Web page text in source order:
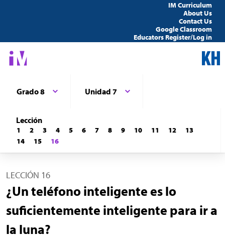
IM Curriculum
About Us
Contact Us
Google Classroom
Educators Register/Log in
Grado 8 Unidad 7
Lección
1 2 3 4 5 6 7 8 9 10 11 12
13
14
15 16
LECCIÓN 16
¿Un teléfono inteligente es lo
suficientemente inteligente para ir a
la luna?